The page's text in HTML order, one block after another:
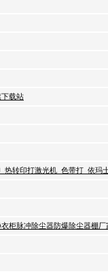
载站
热转印打激光机_色带打_依玛
柜脉冲除尘器防爆除尘器棚厂